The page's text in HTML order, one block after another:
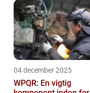
04 december 2025
WPQR: En vigtig